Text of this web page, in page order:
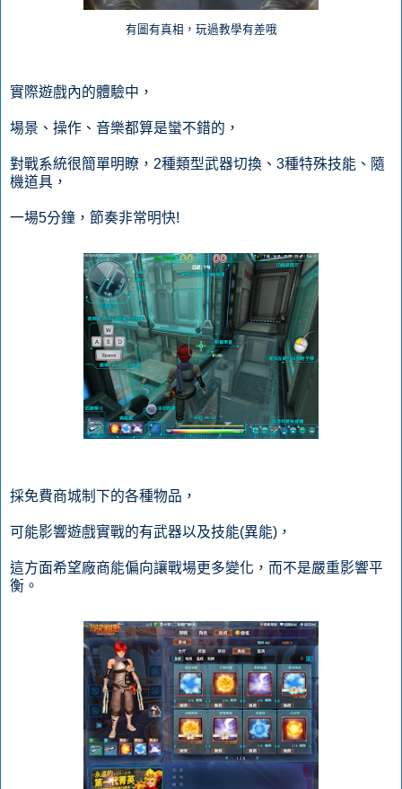
有圖有真相，玩過教學有差哦
實際遊戲內的體驗中，
場景、操作、音樂都算是蠻不錯的，
對戰系統很簡單明瞭，2種類型武器切換、3種特殊技能、隨
機道具，
一場5分鐘，節奏非常明快!
採免費商城制下的各種物品，
可能影響遊戲實戰的有武器以及技能(異能)，
這方面希望廠商能偏向讓戰場更多變化，而不是嚴重影響平
衡。